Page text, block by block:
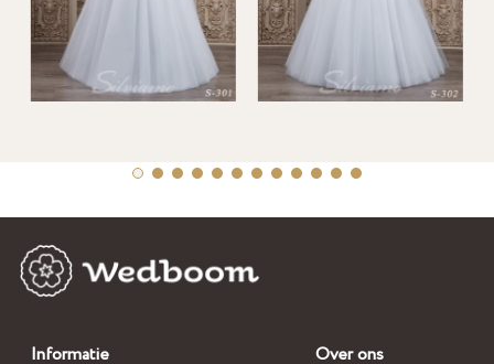
Informatie Over ons